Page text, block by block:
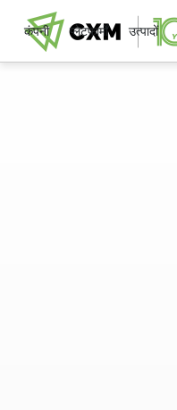
कंपनी प्लेटफार्मों उत्पादों